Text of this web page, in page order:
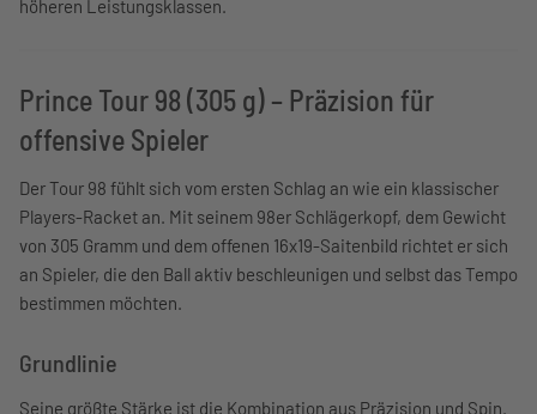
höheren Leistungsklassen.
Prince Tour 98 (305 g) – Präzision für
offensive Spieler
Der Tour 98 fühlt sich vom ersten Schlag an wie ein klassischer
Players-Racket an. Mit seinem 98er Schlägerkopf, dem Gewicht
von 305 Gramm und dem offenen 16x19-Saitenbild richtet er sich
an Spieler, die den Ball aktiv beschleunigen und selbst das Tempo
bestimmen möchten.
Grundlinie
Seine größte Stärke ist die Kombination aus Präzision und Spin.